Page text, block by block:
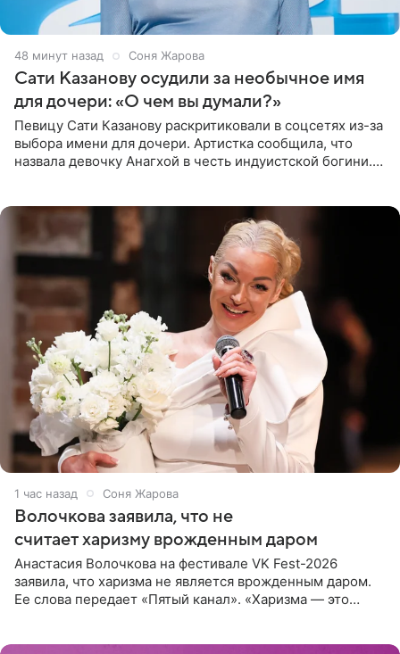
49 минут назад Соня Жарова
Сати Казанову осудили за необычное имя
для дочери: «О чем вы думали?»
Певицу Сати Казанову раскритиковали в соцсетях из-за
выбора имени для дочери. Артистка сообщила, что
назвала девочку Анагхой в честь индуистской богини.
1 час назад Соня Жарова
Волочкова заявила, что не
считает харизму врожденным даром
Анастасия Волочкова на фестивале VK Fest-2026
заявила, что харизма не является врожденным даром.
Ее слова передает «Пятый канал». «Харизма — это